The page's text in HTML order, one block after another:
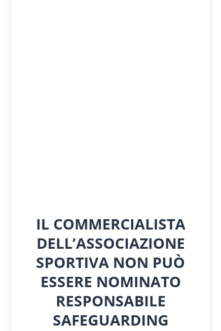
IL COMMERCIALISTA
DELL’ASSOCIAZIONE
SPORTIVA NON PUÒ
ESSERE NOMINATO
RESPONSABILE
SAFEGUARDING